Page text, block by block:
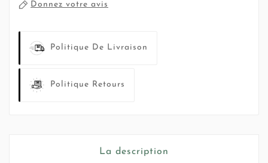
Donnez votre avis
Politique De Livraison
Politique Retours
La description